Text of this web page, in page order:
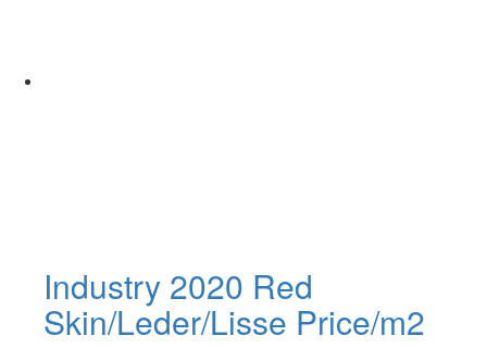
Industry 2020 Red
Skin/Leder/Lisse Price/m2